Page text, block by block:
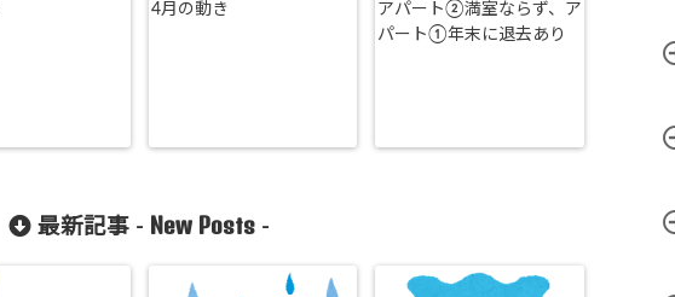
4月の動き
アパート②満室ならず、ア
パート①年末に退去あり
最新記事 - New Posts -